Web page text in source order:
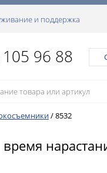
и поддержка
96 88
/8532